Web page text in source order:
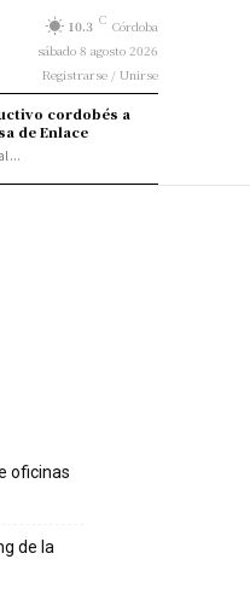
10.3 C Córdoba
sábado 8 agosto 2026
Registrarse / Unirse
cordobés a
de Enlace
oficinas
de la